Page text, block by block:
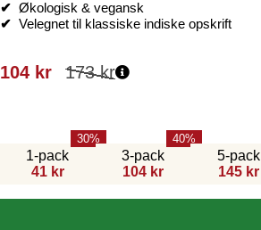
✔ Økologisk & vegansk
✔ Velegnet til klassiske indiske opskrift
173kr
104 kr
1-pack
41 kr
30
3-pack
104 kr
40
5-pack
145 kr